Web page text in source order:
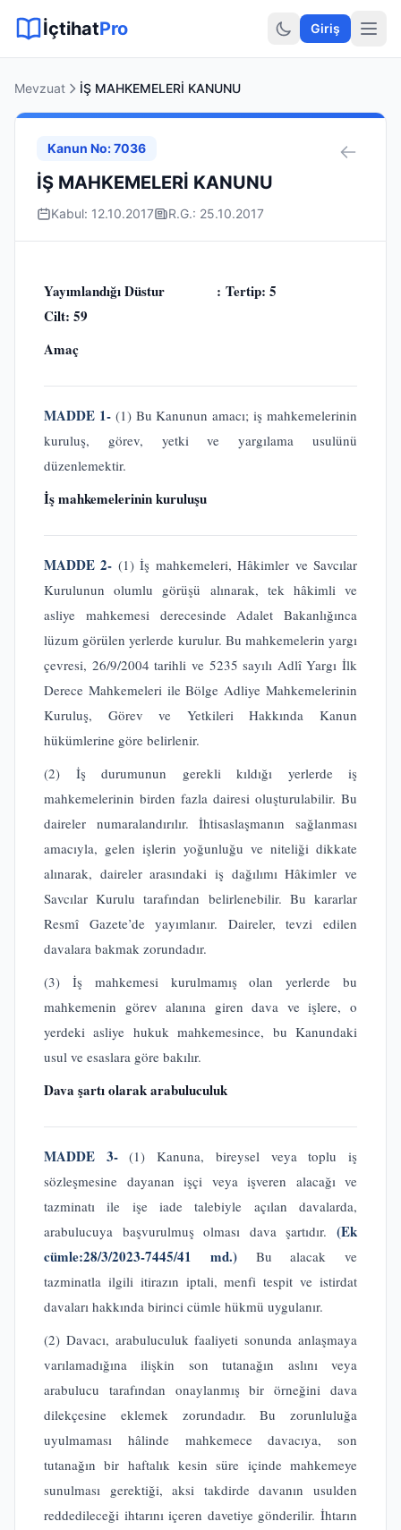
Hukuki Araçlar
İçtihatPro Giriş
Mevzuat İŞ MAHKEMELERİ KANUNU
Kanun No: 7036
İŞ MAHKEMELERİ KANUNU
Kabul: 12.10.2017 R.G.: 25.10.2017
Yayımlandığı Düstur : Tertip: 5
Cilt: 59
Amaç
MADDE 1-(1) Bu Kanunun amacı; iş mahkemelerinin
kuruluş, görev, yetki ve yargılama usulünü
düzenlemektir.
İş mahkemelerinin kuruluşu
MADDE 2- (1) İş mahkemeleri, Hâkimler ve Savcılar
Kurulunun olumlu görüşü alınarak, tek hâkimli ve
asliye mahkemesi derecesinde Adalet Bakanlığınca
lüzum görülen yerlerde kurulur. Bu mahkemelerin yargı
çevresi, 26/9/2004 tarihli ve 5235 sayılı Adlî Yargı İlk
Derece Mahkemeleri ile Bölge Adliye Mahkemelerinin
Kuruluş, Görev ve Yetkileri Hakkında Kanun
hükümlerine göre belirlenir.
(2) İş durumunun gerekli kıldığı yerlerde iş
mahkemelerinin birden fazla dairesi oluşturulabilir. Bu
daireler numaralandırılır. İhtisaslaşmanın sağlanması
amacıyla, gelen işlerin yoğunluğu ve niteliği dikkate
alınarak, daireler arasındaki iş dağılımı Hâkimler ve
Savcılar Kurulu tarafından belirlenebilir. Bu kararlar
Resmî Gazete’de yayımlanır. Daireler, tevzi edilen
davalara bakmak zorundadır.
(3) İş mahkemesi kurulmamış olan yerlerde bu
mahkemenin görev alanına giren dava ve işlere, o
yerdeki asliye hukuk mahkemesince, bu Kanundaki
usul ve esaslara göre bakılır.
Dava şartı olarak arabuluculuk
MADDE 3-(1) Kanuna, bireysel veya toplu iş
sözleşmesine dayanan işçi veya işveren alacağı ve
tazminatı ile işe iade talebiyle açılan davalarda,
arabulucuya başvurulmuş olması dava şartıdır. (Ek
cümle:28/3/2023-7445/41 md.)Bu alacak ve
tazminatla ilgili itirazın iptali, menfi tespit ve istirdat
davaları hakkında birinci cümle hükmü uygulanır.
(2) Davacı, arabuluculuk faaliyeti sonunda anlaşmaya
varılamadığına ilişkin son tutanağın aslını veya
arabulucu tarafından onaylanmış bir örneğini dava
dilekçesine eklemek zorundadır. Bu zorunluluğa
uyulmaması hâlinde mahkemece davacıya, son
tutanağın bir haftalık kesin süre içinde mahkemeye
sunulması gerektiği, aksi takdirde davanın usulden
reddedileceği ihtarını içeren davetiye gönderilir. İhtarın